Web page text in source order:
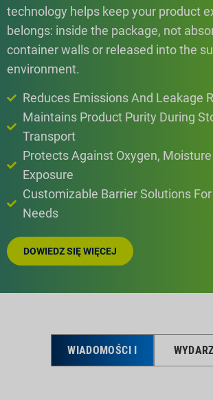
technology helps keep your product
belongs: inside the package, not
container walls or released into the
environment.
Reduces Emissions And Leakage
Maintains Product Purity During
Transport
Protects Against Oxygen,
Exposure
Customizable Barrier Solutions
Needs
DOWIEDZ SIĘ WIĘCEJ
WIADOMOŚCI I